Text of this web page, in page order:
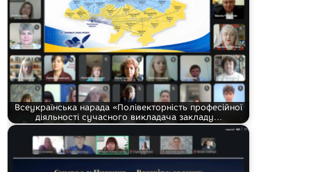
Всеукраїнська нарада «Полівекторність професійної
діяльності сучасного викладача закладу…